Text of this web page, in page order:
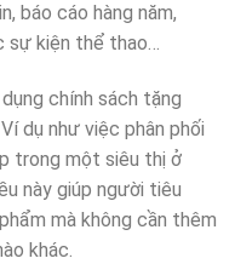
báo cáo hàng năm,
sự kiện thể thao…
chính sách tặng
dụ như việc phân phối
trong một siêu thị ở
này giúp người tiêu
mà không cần thêm
khác.